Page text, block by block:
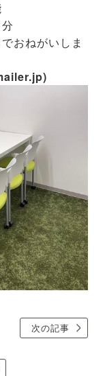
おねがいしま
次の記事